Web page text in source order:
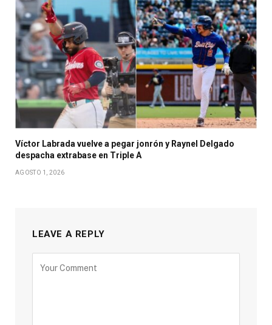
Víctor Labrada vuelve a pegar jonrón y Raynel Delgado
despacha extrabase en Triple A
AGOSTO 1, 2026
LEAVE A REPLY